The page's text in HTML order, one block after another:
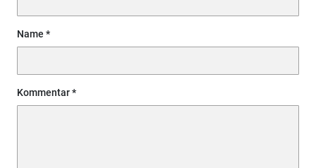
Name
Kommentar